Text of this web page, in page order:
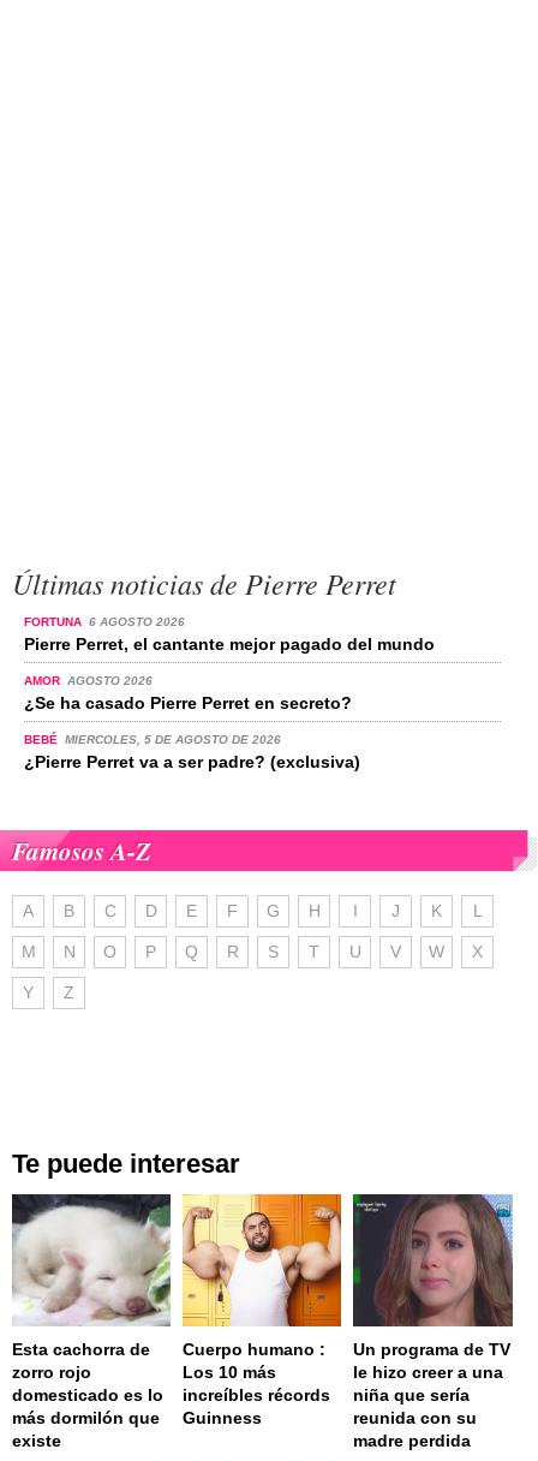
Últimas noticias de Pierre Perret
FORTUNA 6 AGOSTO 2026
Pierre Perret, el cantante mejor pagado del mundo
AMOR AGOSTO 2026
¿Se ha casado Pierre Perret en secreto?
BEBÉ MIERCOLES, 5 DE AGOSTO DE 2026
¿Pierre Perret va a ser padre? (exclusiva)
Famosos A-Z
A B C D E F G H I J K L
M N O P Q R S T U V W X
Y Z
Te puede interesar
Esta cachorra de
zorro rojo
domesticado es lo
más dormilón que
existe
Cuerpo humano :
Los 10 más
increíbles récords
Guinness
Un programa de TV
le hizo creer a una
niña que sería
reunida con su
madre perdida